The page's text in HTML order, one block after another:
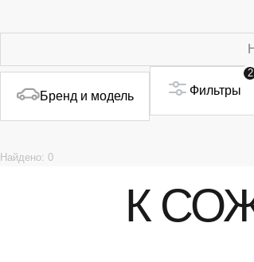
Бренд и модель
2
Фильтры
Найдено: 0
К